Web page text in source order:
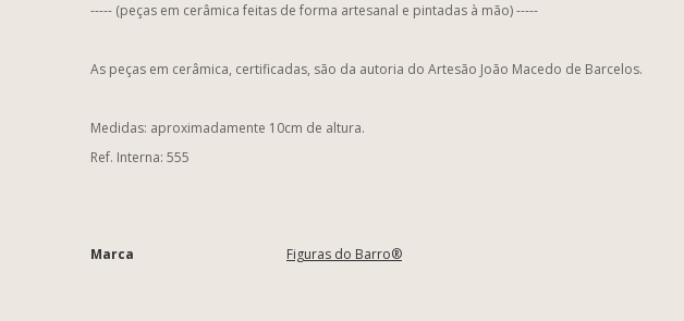
----- (peças em cerâmica feitas de forma artesanal e pintadas à mão) -----
As peças em cerâmica, certificadas, são da autoria do Artesão João Macedo de Barcelos.
Medidas: aproximadamente 10cm de altura.
Ref. Interna: 555
Marca
Figuras do Barro®